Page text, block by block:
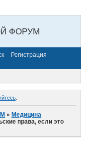
ФОРУМ
Регистрация
.
»Медицина
права, если это